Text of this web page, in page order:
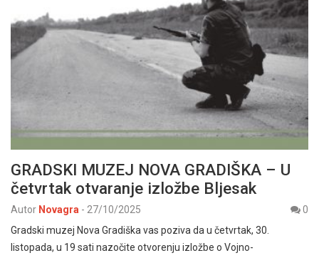
GRADSKI MUZEJ NOVA GRADIŠKA – U
četvrtak otvaranje izložbe Bljesak
Autor Novagra - 27/10/2025
0
Gradski muzej Nova Gradiška vas poziva da u četvrtak, 30.
listopada, u 19 sati nazočite otvorenju izložbe o Vojno-